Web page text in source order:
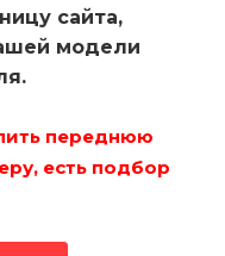
сайта,
модели
переднюю
есть подбор